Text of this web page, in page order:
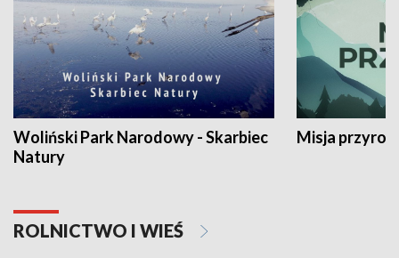
Woliński Park Narodowy - Skarbiec
Natury
Misja
ROLNICTWO I WIEŚ